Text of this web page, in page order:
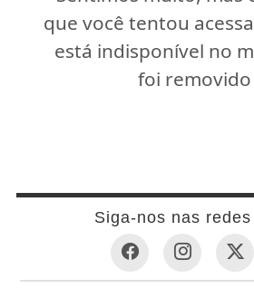
que você tentou
está indisponível no
foi
Siga-nos nas